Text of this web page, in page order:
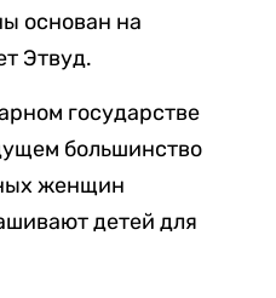
основан на
Этвуд.
государстве
большинство
женщин
детей для